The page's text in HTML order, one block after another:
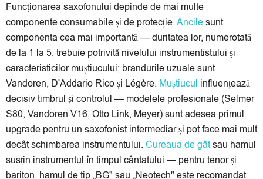
Funcționarea saxofonului depinde de mai multe
componente consumabile și de protecție.Ancilesunt
componenta cea mai importantă — duritatea lor, numerotată
de la 1 la 5, trebuie potrivită nivelului instrumentistului și
caracteristicilor muștiucului; brandurile uzuale sunt
Vandoren, D'Addario Rico și Légère. Muștiucul influențează
decisiv timbrul și controlul — modelele profesionale (Selmer
S80, Vandoren V16, Otto Link, Meyer) sunt adesea primul
upgrade pentru un saxofonist intermediar și pot face mai mult
decât schimbarea instrumentului. Cureaua de gâtsau hamul
susțin instrumentul în timpul cântatului — pentru tenor și
bariton, hamul de tip „BG" sau „Neotech" este recomandat